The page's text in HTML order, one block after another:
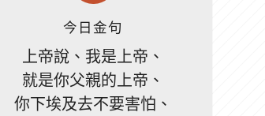
今日金句
上帝說、我是上帝、
就是你父親的上帝、
你下埃及去不要害怕、